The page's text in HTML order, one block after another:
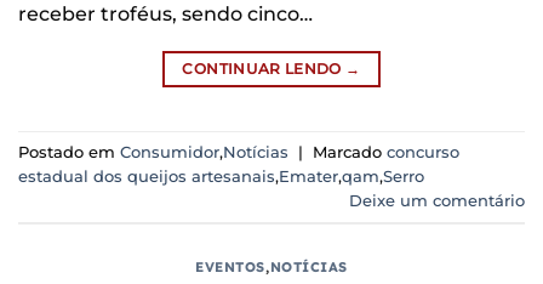
receber troféus, sendo cinco…
CONTINUAR LENDO →
Postado em Consumidor,Notícias | Marcado concurso
estadual dos queijos artesanais,Emater,qam,Serro
Deixe um comentário
EVENTOS,NOTÍCIAS